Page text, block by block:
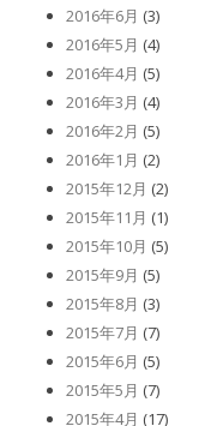
2016年6月 (3)
2016年5月 (4)
2016年4月 (5)
2016年3月 (4)
2016年2月 (5)
2016年1月 (2)
2015年12月 (2)
2015年11月 (1)
2015年10月 (5)
2015年9月 (5)
2015年8月 (3)
2015年7月 (7)
2015年6月 (5)
2015年5月 (7)
2015年4月 (17)